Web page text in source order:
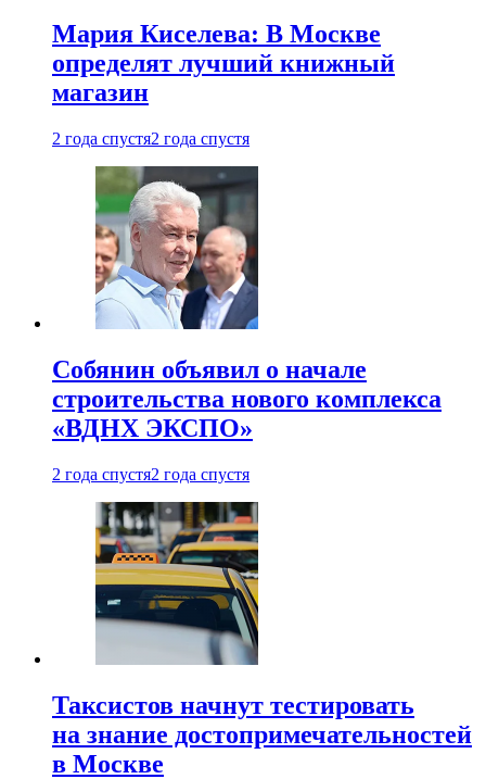
Мария Киселева: В Москве
определят лучший книжный
магазин
2 года спустя2 года спустя
Собянин объявил о начале
строительства нового комплекса
«ВДНХ ЭКСПО»
2 года спустя2 года спустя
Таксистов начнут тестировать
на знание достопримечательностей
в Москве